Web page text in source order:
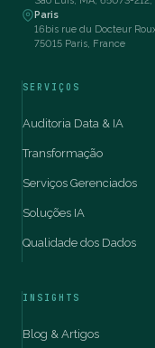
Paris
16bis rue du Docteur
75015 Paris, France
SERVIÇOS
Auditoria Data & IA
Transformação
Serviços Gerenciados
Soluções IA
Qualidade dos Dados
INSIGHTS
Blog & Artigos